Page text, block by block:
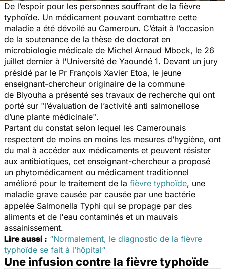
De l’espoir pour les personnes souffrant de la fièvre
typhoïde. Un médicament pouvant combattre cette
maladie a été dévoilé au Cameroun. C’était à l’occasion
de la soutenance de la thèse de doctorat en
microbiologie médicale de Michel Arnaud Mbock, le 26
juillet dernier à l'Université de Yaoundé 1. Devant un jury
présidé par le Pr François Xavier Etoa, le jeune
enseignant-chercheur originaire de la commune
de Biyouha a présenté ses travaux de recherche qui ont
porté sur "l’évaluation de l’activité anti salmonellose
d’une plante médicinale".
Partant du constat selon lequel les Camerounais
respectent de moins en moins les mesures d’hygiène, ont
du mal à accéder aux médicaments et peuvent résister
aux antibiotiques, cet enseignant-chercheur a proposé
un phytomédicament ou médicament traditionnel
amélioré pour le traitement de la fièvre typhoïde, une
maladie grave causée par causée par une bactérie
appelée Salmonella Typhi qui se propage par des
aliments et de l'eau contaminés et un mauvais
assainissement.
Lire aussi : “Normalement, le diagnostic de la fièvre
typhoïde se fait à l’hôpital“
Une infusion contre la fièvre typhoïde